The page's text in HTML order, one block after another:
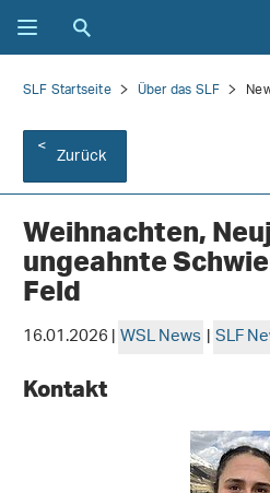
SLF Startseite Über das SLF
Zurück
Weihnachten,
ungeahnte
Feld
16.01.2026 |WSL News|SLF
Kontakt